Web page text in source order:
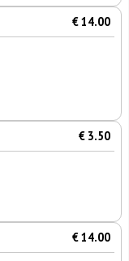
€ 14.00
€ 3.50
€ 14.00